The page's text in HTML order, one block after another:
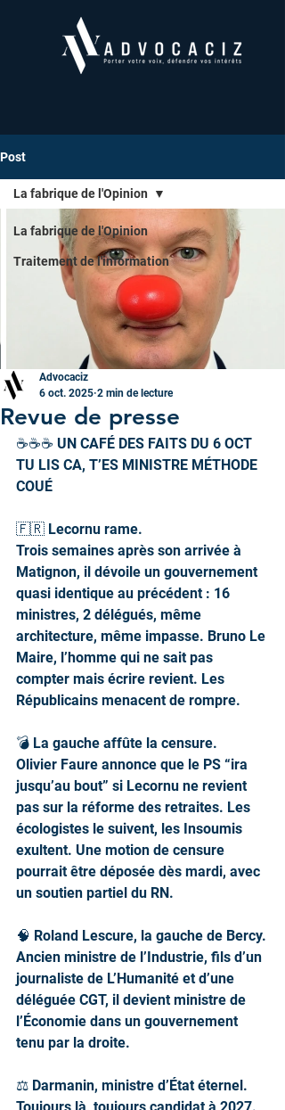
Post
La fabrique de l'Opinion
Traitement de l'information
La fabrique de l'Opinion
Revue de presse
Advocaciz
6 oct. 2025 2 min de lecture
☕️☕️☕ UN CAFÉ DES FAITS DU 6 OCT
TU LIS CA, T’ES MINISTRE MÉTHODE
COUÉ
🇫🇷 Lecornu rame.
Trois semaines après son arrivée à
Matignon, il dévoile un gouvernement
quasi identique au précédent : 16
ministres, 2 délégués, même
architecture, même impasse. Bruno Le
Maire, l’homme qui ne sait pas
compter mais écrire revient. Les
Républicains menacent de rompre.
💣 La gauche affûte la censure.
Olivier Faure annonce que le PS “ira
jusqu’au bout” si Lecornu ne revient
pas sur la réforme des retraites. Les
écologistes le suivent, les Insoumis
exultent. Une motion de censure
pourrait être déposée dès mardi, avec
un soutien partiel du RN.
🧠 Roland Lescure, la gauche de Bercy.
Ancien ministre de l’Industrie, fils d’un
journaliste de L’Humanité et d’une
déléguée CGT, il devient ministre de
l’Économie dans un gouvernement
tenu par la droite.
⚖️ Darmanin, ministre d’État éternel.